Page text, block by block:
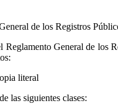
de los Registros
General de los
literal
las siguientes clases: